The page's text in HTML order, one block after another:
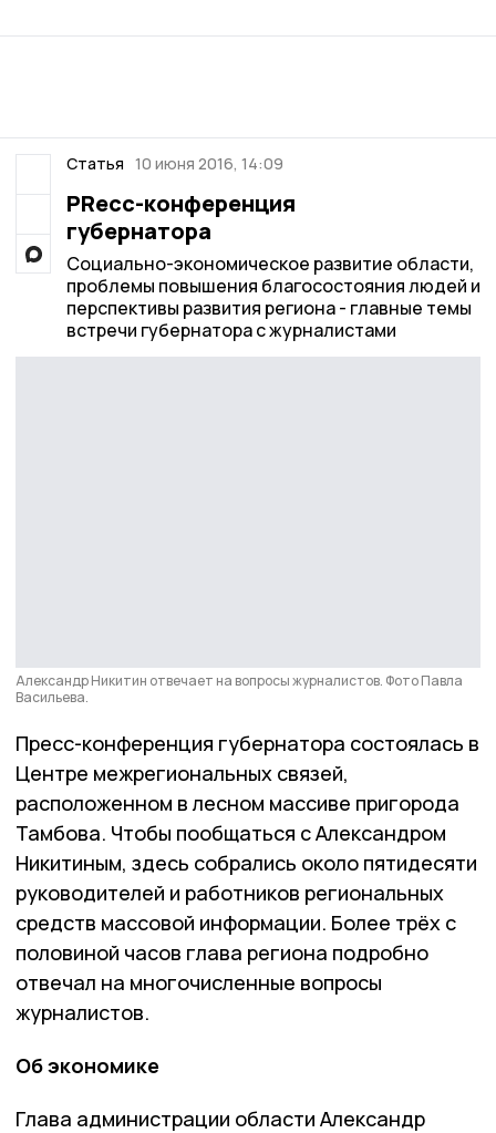
Статья 10 июня 2016, 14:09
PRесс-конференция
губернатора
Социально-экономическое развитие области,
проблемы повышения благосостояния людей и
перспективы развития региона - главные темы
встречи губернатора с журналистами
Александр Никитин отвечает на вопросы журналистов. Фото Павла
Васильева.
Пресс-конференция губернатора состоялась в
Центре межрегиональных связей,
расположенном в лесном массиве пригорода
Тамбова. Чтобы пообщаться с Александром
Никитиным, здесь собрались около пятидесяти
руководителей и работников региональных
средств массовой информации. Более трёх с
половиной часов глава региона подробно
отвечал на многочисленные вопросы
журналистов.
Об экономике
Глава администрации области Александр